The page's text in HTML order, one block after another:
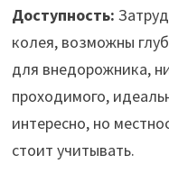
Доступность:
колея, возможны
для внедорожника,
проходимого,
интересно, но
стоит учитывать.